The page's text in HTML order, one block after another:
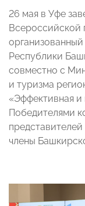
26 мая в Уфе
Всероссийской
Республики
совместно с
и туризма
«Эффективная и
Победителями
члены